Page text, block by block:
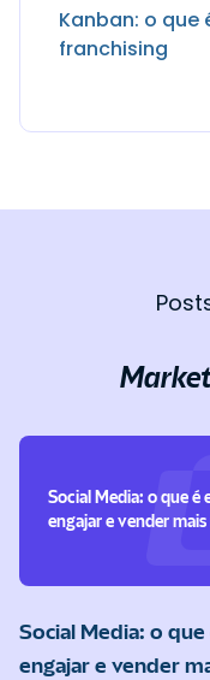
Kanban: o
franchising
Social Media: o que é
engajar e vender
Social Media: o
engajar e vender